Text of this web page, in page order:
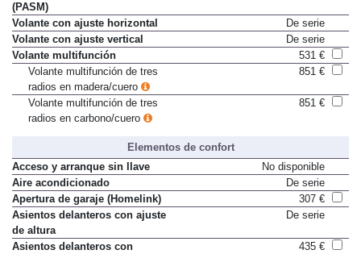
(PASM)
Volante con ajuste horizontal
De serie
Volante con ajuste vertical
De serie
Volante multifunción
531 €
Volante multifunción de tres
radios en madera/cuero
851 €
Volante multifunción de tres
radios en carbono/cuero
851 €
Elementos de confort
Acceso y arranque sin llave
No disponible
Aire acondicionado
De serie
Apertura de garaje (Homelink)
307 €
Asientos delanteros con ajuste
de altura
De serie
Asientos delanteros con
435 €